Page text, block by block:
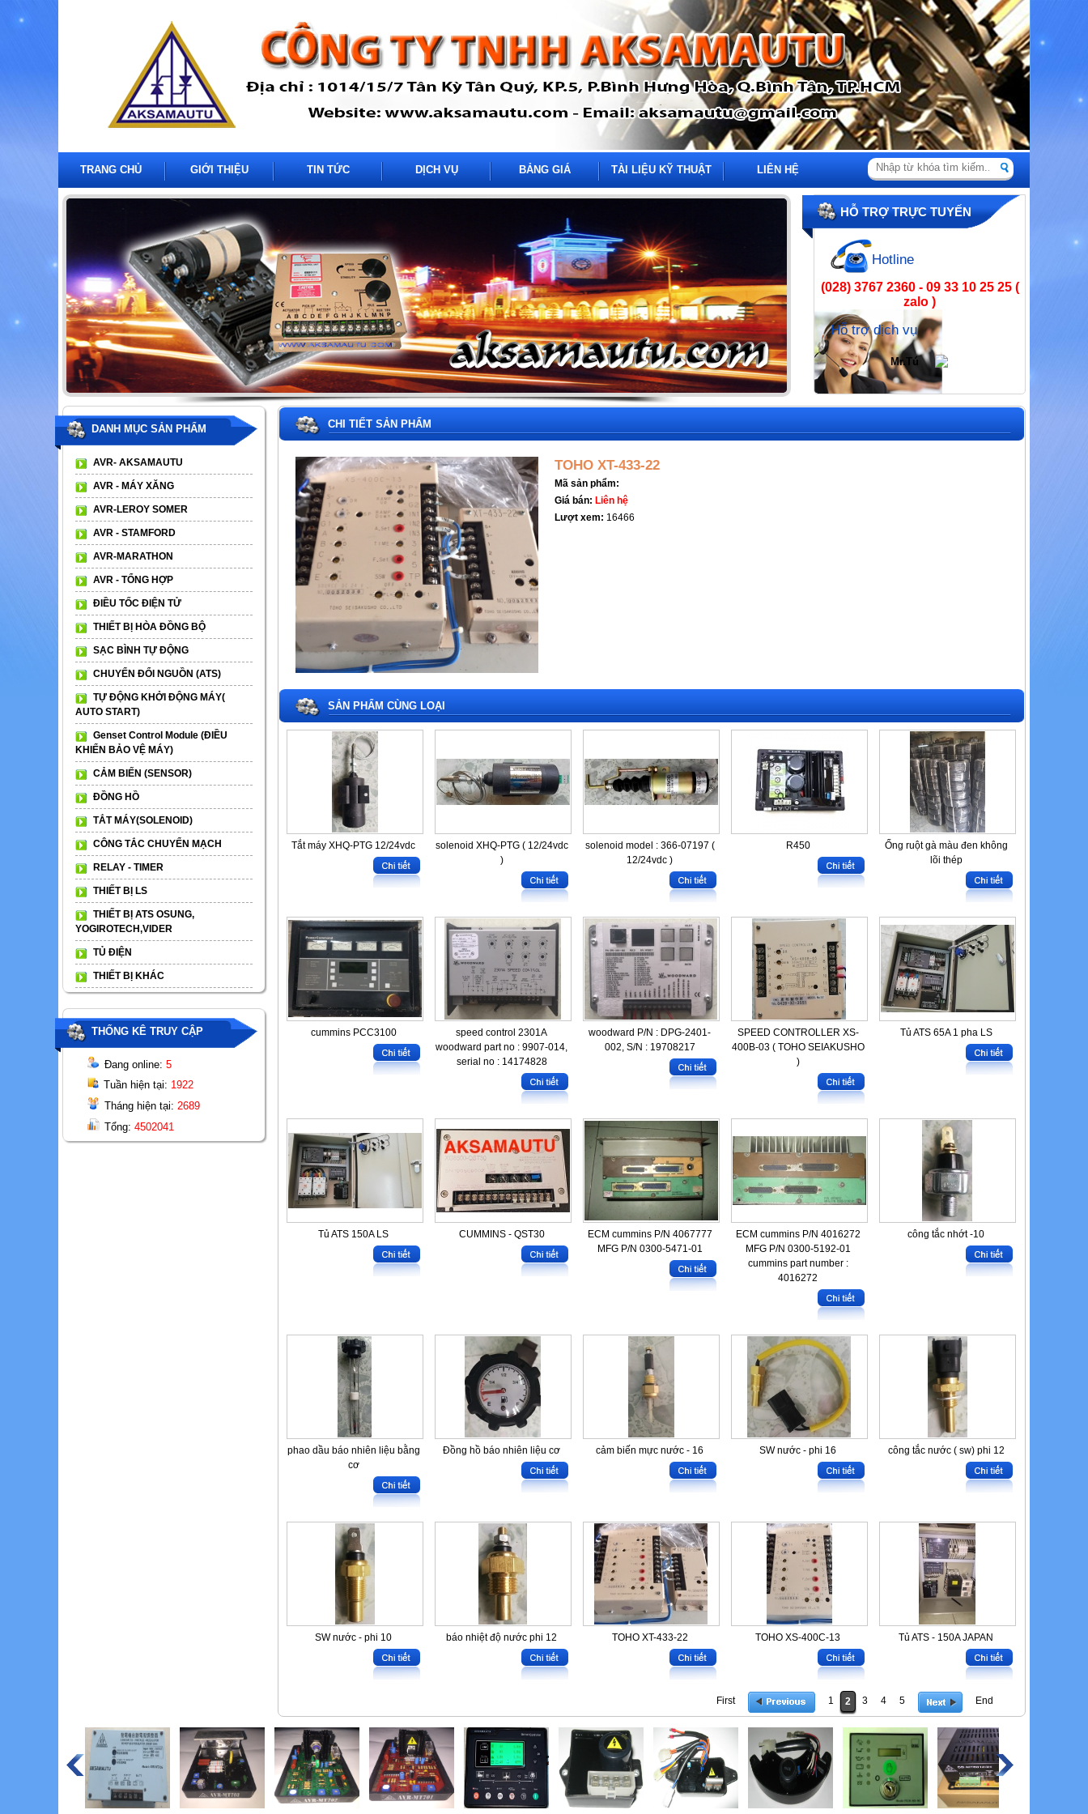
TRANG CHỦ GIỚI THIỆU TIN TỨC DỊCH VỤ BẢNG GIÁ TÀI LIỆU KỸ THUẬT LIÊN HỆ
HỖ TRỢ TRỰC TUYẾN
Hotline
(028) 3767 2360 - 09 33 10 25 25 (
zalo )
Hỗ trợ dịch vụ
Mr.Tú
DANH MỤC SẢN PHẨM
AVR- AKSAMAUTU
AVR - MÁY XĂNG
AVR-LEROY SOMER
AVR - STAMFORD
AVR-MARATHON
AVR - TỔNG HỢP
ĐIỀU TỐC ĐIỆN TỬ
THIẾT BỊ HÒA ĐỒNG BỘ
SẠC BÌNH TỰ ĐỘNG
CHUYỂN ĐỔI NGUỒN (ATS)
TỰ ĐỘNG KHỞI ĐỘNG MÁY(
AUTO START)
Genset Control Module (ĐIỀU
KHIỂN BẢO VỆ MÁY)
CẢM BIẾN (SENSOR)
ĐỒNG HỒ
TẮT MÁY(SOLENOID)
CÔNG TẮC CHUYỂN MẠCH
RELAY - TIMER
THIẾT BỊ LS
THIẾT BỊ ATS OSUNG,
YOGIROTECH,VIDER
TỦ ĐIỆN
THIẾT BỊ KHÁC
THỐNG KÊ TRUY CẬP
Đang online: 5
Tuần hiện tại: 1922
Tháng hiện tại: 2689
Tổng: 4502041
CHI TIẾT SẢN PHẨM
TOHO XT-433-22
Mã sản phẩm:
Giá bán: Liên hệ
Lượt xem: 16466
SẢN PHẨM CÙNG LOẠI
Tắt máy XHQ-PTG 12/24vdc
solenoid XHQ-PTG ( 12/24vdc
)
solenoid model : 366-07197 (
12/24vdc )
R450
Ống ruột gà màu đen không
lõi thép
cummins PCC3100
speed control 2301A
woodward part no : 9907-014,
serial no : 14174828
woodward P/N : DPG-2401-
002, S/N : 19708217
SPEED CONTROLLER XS-
400B-03 ( TOHO SEIAKUSHO
)
Tủ ATS 65A 1 pha LS
Tủ ATS 150A LS CUMMINS - QST30
ECM cummins P/N 4067777
MFG P/N 0300-5471-01
ECM cummins P/N 4016272
MFG P/N 0300-5192-01
cummins part number :
4016272
công tắc nhớt -10
phao dầu báo nhiên liệu bằng
cơ
Đồng hồ báo nhiên liệu cơ cảm biến mực nước - 16 SW nước - phi 16 công tắc nước ( sw) phi 12
SW nước - phi 10 báo nhiệt độ nước phi 12 TOHO XT-433-22 TOHO XS-400C-13 Tủ ATS - 150A JAPAN
First 1 2 3 4 5 End